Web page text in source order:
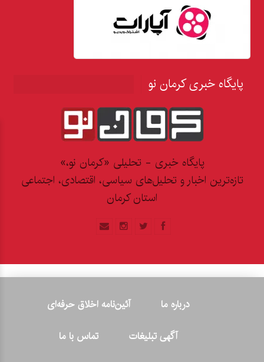
پایگاه خبری کرمان نو
پایگاه خبری - تحلیلی «کرمان نو،»
تازه‌ترین اخبار و تحلیل‌های سیاسی، اقتصادی، اجتماعی
استان کرمان
درباره ما
آئین‌نامه اخلاق حرفه‌ای
آگهی تبلیغات
تماس با ما